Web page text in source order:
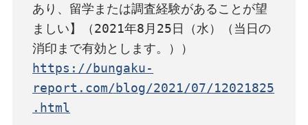
あり、留学または調査経験があることが望
ましい】（2021年8月25日（水）（当日の
https://bungaku-
report.com/blog/2021/07/12021825
.html